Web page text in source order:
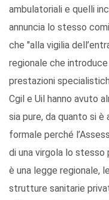
ambulatoriali e quelli
annuncia lo stesso
che "alla vigilia
regionale che
prestazioni
Cgil e Uil hanno avuto
sia pure, da quanto si
formale perché
di una virgola lo stesso
è una legge regionale,
strutture sanitarie